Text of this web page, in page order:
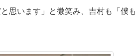
思います」と微笑み、吉村も「僕